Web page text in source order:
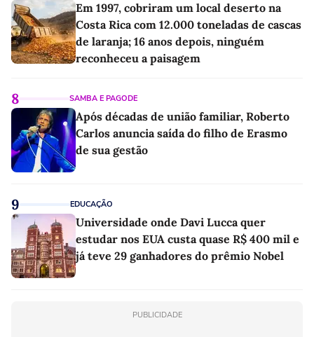
Em 1997, cobriram um local deserto na
Costa Rica com 12.000 toneladas de cascas
de laranja; 16 anos depois, ninguém
reconheceu a paisagem
8 SAMBA E PAGODE
Após décadas de união familiar, Roberto
Carlos anuncia saída do filho de Erasmo
de sua gestão
9 EDUCAÇÃO
Universidade onde Davi Lucca quer
estudar nos EUA custa quase R$ 400 mil e
já teve 29 ganhadores do prêmio Nobel
PUBLICIDADE